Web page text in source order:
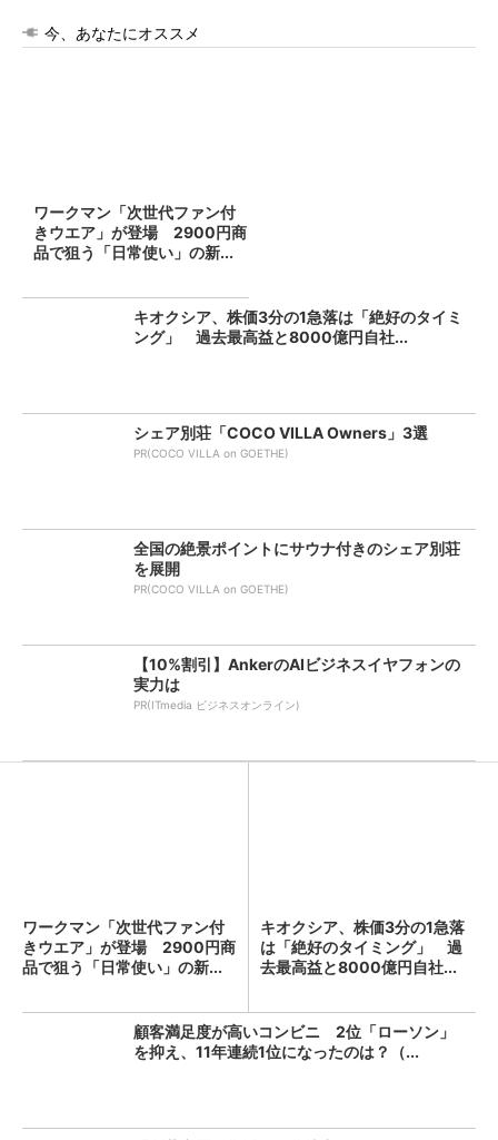
今、あなたにオススメ
ワークマン「次世代ファン付
きウエア」が登場 2900円商
品で狙う「日常使い」の新...
キオクシア、株価3分の1急落は「絶好のタイミ
ング」 過去最高益と8000億円自社...
シェア別荘「COCO VILLA Owners」3選
PR(COCO VILLA on GOETHE)
全国の絶景ポイントにサウナ付きのシェア別荘
を展開
PR(COCO VILLA on GOETHE)
【10%割引】AnkerのAIビジネスイヤフォンの
実力は
PR(ITmedia ビジネスオンライン)
ワークマン「次世代ファン付
きウエア」が登場 2900円商
品で狙う「日常使い」の新...
キオクシア、株価3分の1急落
は「絶好のタイミング」 過
去最高益と8000億円自社...
顧客満足度が高いコンビニ 2位「ローソン」
を抑え、11年連続1位になったのは？（...